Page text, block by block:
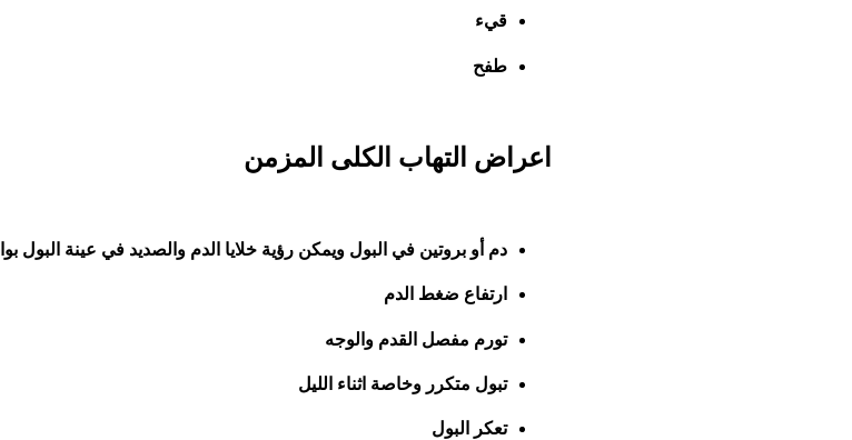
قيء
طفح
اعراض التهاب الكلى المزمن
دم أو بروتين في البول ويمكن رؤية خلايا الدم والصديد في عينة
ارتفاع ضغط الدم
تورم مفصل القدم والوجه
تبول متكرر وخاصة اثناء الليل
تعكر البول